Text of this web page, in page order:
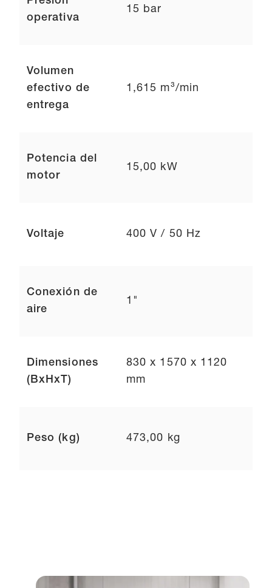
operativa
15 bar
Volumen
efectivo de
entrega
1,615 m³/min
Potencia del
motor
15,00 kW
Voltaje 400 V / 50 Hz
Conexión de
aire
1"
Dimensiones
(BxHxT)
830 x 1570 x 1120
mm
Peso (kg) 473,00 kg